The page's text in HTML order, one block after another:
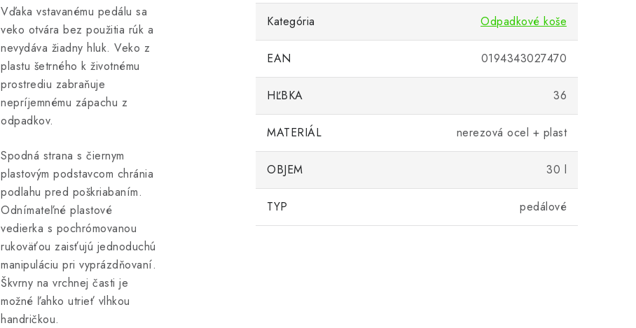
Vďaka vstavanému pedálu sa
veko otvára bez použitia rúk a
nevydáva žiadny hluk. Veko z
plastu šetrného k životnému
prostrediu zabraňuje
nepríjemnému zápachu z
odpadkov.
Spodná strana s čiernym
plastovým podstavcom chránia
podlahu pred poškriabaním.
Odnímateľné plastové
vedierka s pochrómovanou
rukoväťou zaisťujú jednoduchú
manipuláciu pri vyprázdňovaní.
Škvrny na vrchnej časti je
možné ľahko utrieť vlhkou
handričkou.
Kategória Odpadkové koše
EAN 0194343027470
HĽBKA 36
MATERIÁL nerezová ocel + plast
OBJEM 30 l
TYP pedálové